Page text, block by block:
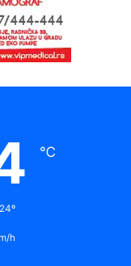
℃
h